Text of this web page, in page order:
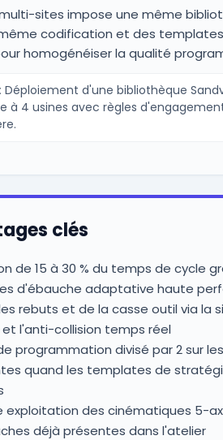
sites impose une même
codification et des templates
homogénéiser la qualité
Déploiement d'une bibliothèque
à 4 usines avec règles
clés
de 15 à 30 % du temps de cycle
d'ébauche adaptative haute
rebuts et de la casse outil via la
l'anti-collision temps réel
programmation divisé par 2 sur
quand les templates de
exploitation des cinématiques 5-
déjà présentes dans l'atelier